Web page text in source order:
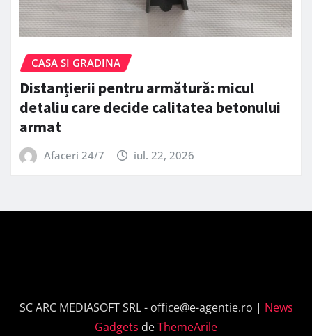
CASA SI GRADINA
Distanțierii pentru armătură: micul
detaliu care decide calitatea betonului
armat
Afaceri 24/7 iul. 22, 2026
SC ARC MEDIASOFT SRL - office@e-agentie.ro | News
Gadgets deThemeArile